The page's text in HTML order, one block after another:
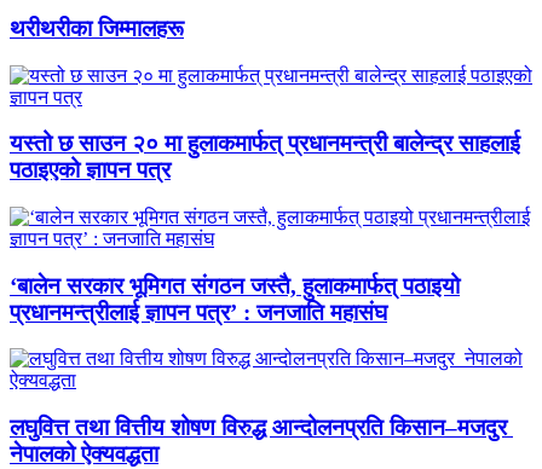
थरीथरीका जिम्मालहरू
यस्तो छ साउन २० मा हुलाकमार्फत् प्रधानमन्त्री बालेन्द्र साहलाई
पठाइएको ज्ञापन पत्र
‘बालेन सरकार भूमिगत संगठन जस्तै, हुलाकमार्फत् पठाइयो
प्रधानमन्त्रीलाई ज्ञापन पत्र’ : जनजाति महासंघ
लघुवित्त तथा वित्तीय शोषण विरुद्ध आन्दोलनप्रति किसान–मजदुर
नेपालको ऐक्यवद्धता